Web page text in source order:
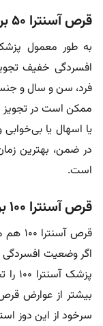
قرص آسنترا ۵۰ برای چیست؟
افسردگی خفیف
فرد، سن و سال و
ممکن است در تجویز
است.
قرص آسنترا ۱۰۰ برای چه مواردی تجویز می‌شود؟
اگر وضعیت افسردگی
سرخود از این دوز